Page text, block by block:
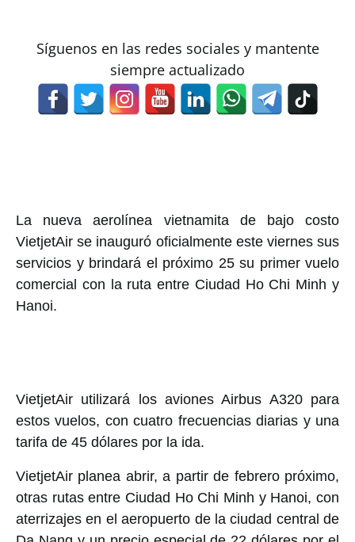
Síguenos en las redes sociales y mantente
siempre actualizado
La nueva aerolínea vietnamita de bajo costo
VietjetAir se inauguró oficialmente este viernes sus
servicios y brindará el próximo 25 su primer vuelo
comercial con la ruta entre Ciudad Ho Chi Minh y
Hanoi.
VietjetAir utilizará los aviones Airbus A320 para
estos vuelos, con cuatro frecuencias diarias y una
tarifa de 45 dólares por la ida.
VietjetAir planea abrir, a partir de febrero próximo,
otras rutas entre Ciudad Ho Chi Minh y Hanoi, con
aterrizajes en el aeropuerto de la ciudad central de